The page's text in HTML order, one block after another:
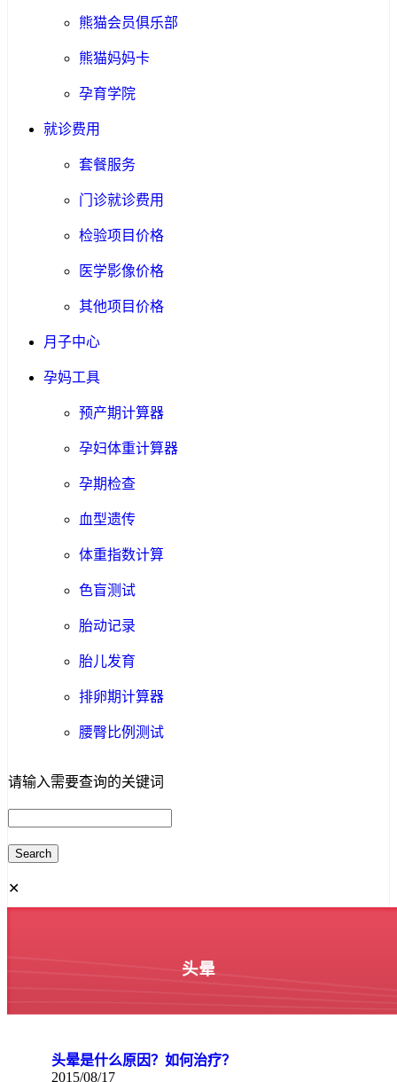
熊猫会员俱乐部
熊猫妈妈卡
孕育学院
就诊费用
套餐服务
门诊就诊费用
检验项目价格
医学影像价格
其他项目价格
月子中心
孕妈工具
预产期计算器
孕妇体重计算器
孕期检查
血型遗传
体重指数计算
色盲测试
胎动记录
胎儿发育
排卵期计算器
腰臀比例测试
请输入需要查询的关键词
✕
头晕
头晕是什么原因？如何治疗？
2015/08/17